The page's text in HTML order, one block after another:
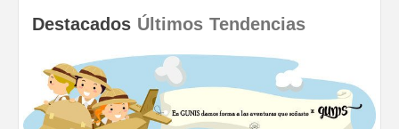
Destacados Últimos Tendencias